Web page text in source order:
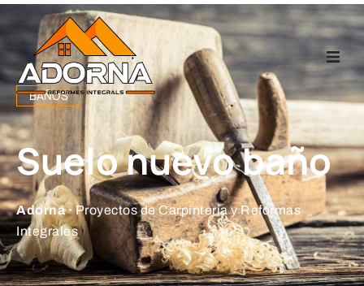
Home
Carpintería
Reformas
Proyectos
Empresa
BAÑOS
Suelo nuevo baño
Adorna ·Proyectos de Carpintería y Reformas
Integrales